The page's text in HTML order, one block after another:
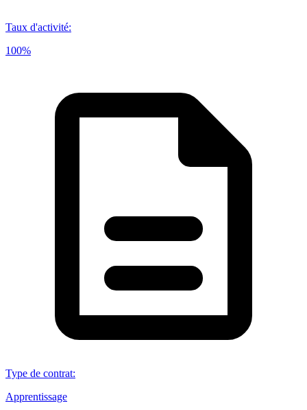
Taux d'activité:
100%
Type de contrat:
Apprentissage